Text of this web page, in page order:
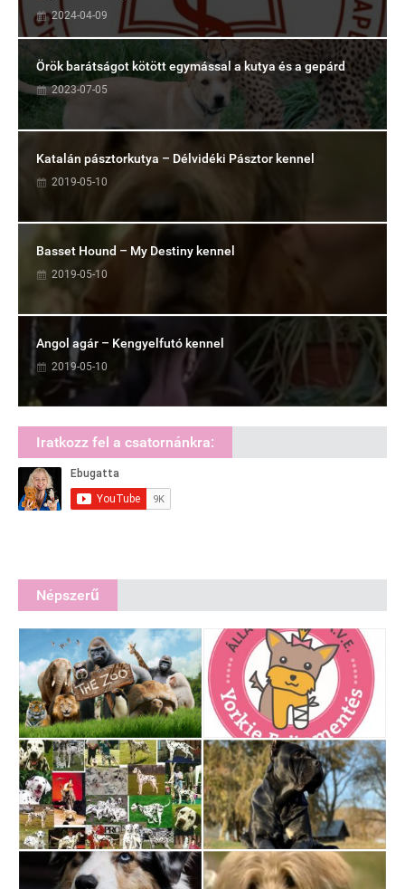
2024-04-09
Örök barátságot kötött egymással a kutya és a gepárd
2023-07-05
Katalán pásztorkutya – Délvidéki Pásztor kennel
2019-05-10
Basset Hound – My Destiny kennel
2019-05-10
Angol agár – Kengyelfutó kennel
2019-05-10
Iratkozz fel a csatornánkra:
Népszerű